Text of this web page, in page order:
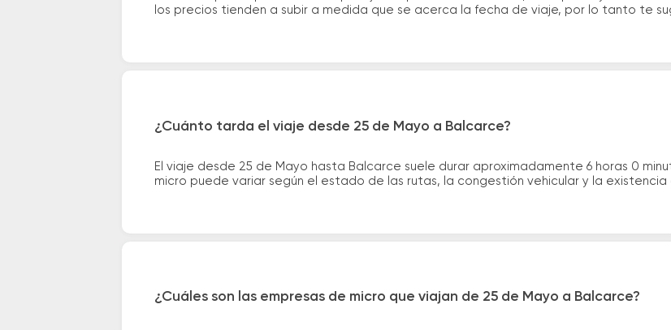
los precios tienden a subir a medida que se acerca la fecha de viaje, por lo tanto te
¿Cuánto tarda el viaje desde 25 de Mayo a Balcarce?
El viaje desde 25 de Mayo hasta Balcarce suele durar aproximadamente 6 horas 0
micro puede variar según el estado de las rutas, la congestión vehicular y la
¿Cuáles son las empresas de micro que viajan de 25 de Mayo a Balcarce?